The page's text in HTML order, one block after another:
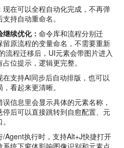
现在可以全程自动化完成，不再弹
持自动重命名。
续优化： 命令库和流程分别迁
原流程的变量命名，不需要重新
流程迁移后，UI元素会带图片进入
位提示，逻辑更完整。
在支持AI同步后自动排版，也可以
看起来更清晰。
误信息里会显示具体的元素名称，
后可以直接跳转到自愈配置、元
/Agent执行时，支持Alt+J快捷打开
统下窗体影响图像识别和元素点